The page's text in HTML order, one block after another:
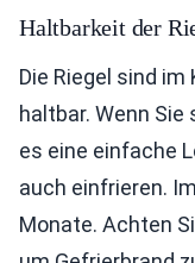
Haltbarkeit der
Die Riegel sind
haltbar. Wenn
es eine einfache
auch einfrieren.
Monate. Achten